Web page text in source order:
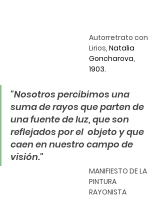
Autorretrato con
Lirios, Natalia
Goncharova,
1903.
"Nosotros percibimos una
suma de rayos que parten de
una fuente de luz, que son
reflejados por el  objeto y que
caen en nuestro campo de
visión."
MANIFIESTO DE LA
PINTURA
RAYONISTA